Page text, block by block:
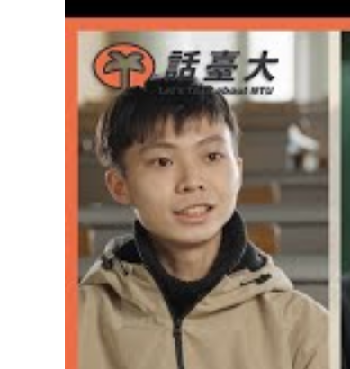
2026/05/26
115學年度碩
2026/05/18
115學年度「